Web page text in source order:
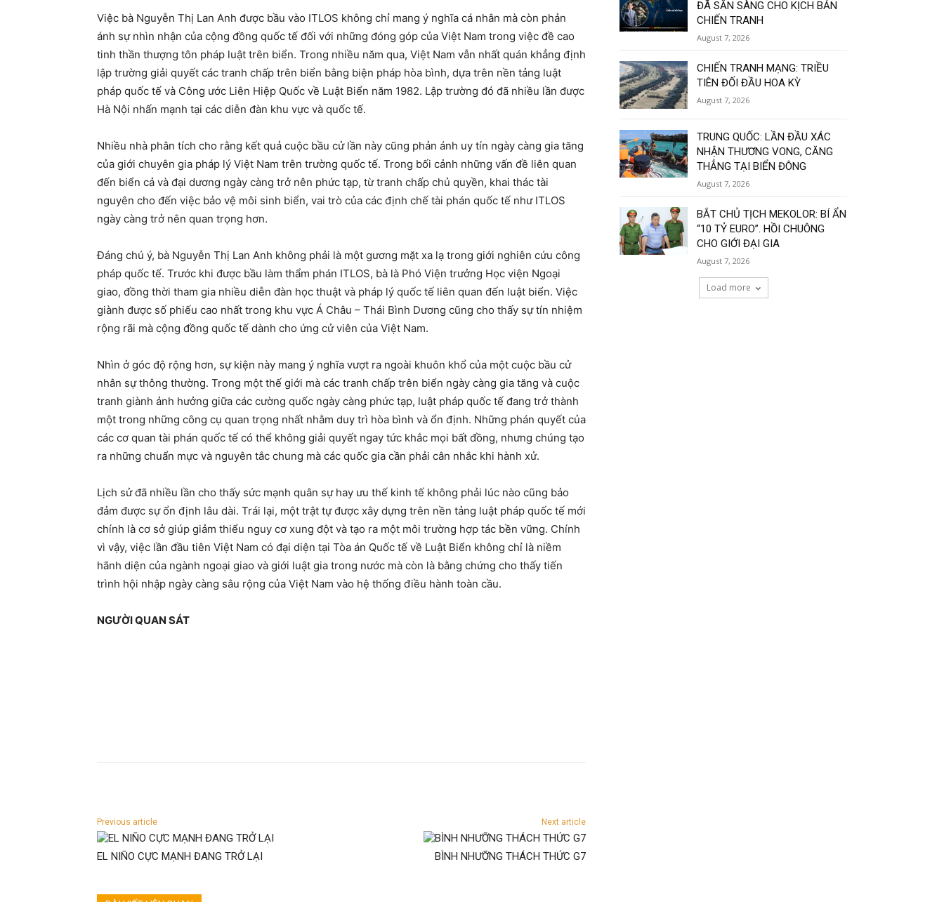
Việc bà Nguyễn Thị Lan Anh được bầu vào ITLOS không chỉ mang ý nghĩa cá nhân mà còn phản
ánh sự nhìn nhận của cộng đồng quốc tế đối với những đóng góp của Việt Nam trong việc đề cao
tinh thần thượng tôn pháp luật trên biển. Trong nhiều năm qua, Việt Nam vẫn nhất quán khẳng định
lập trường giải quyết các tranh chấp trên biển bằng biện pháp hòa bình, dựa trên nền tảng luật
pháp quốc tế và Công ước Liên Hiệp Quốc về Luật Biển năm 1982. Lập trường đó đã nhiều lần được
Hà Nội nhấn mạnh tại các diễn đàn khu vực và quốc tế.
Nhiều nhà phân tích cho rằng kết quả cuộc bầu cử lần này cũng phản ánh uy tín ngày càng gia tăng
của giới chuyên gia pháp lý Việt Nam trên trường quốc tế. Trong bối cảnh những vấn đề liên quan
đến biển cả và đại dương ngày càng trở nên phức tạp, từ tranh chấp chủ quyền, khai thác tài
nguyên cho đến việc bảo vệ môi sinh biển, vai trò của các định chế tài phán quốc tế như ITLOS
ngày càng trở nên quan trọng hơn.
Đáng chú ý, bà Nguyễn Thị Lan Anh không phải là một gương mặt xa lạ trong giới nghiên cứu công
pháp quốc tế. Trước khi được bầu làm thẩm phán ITLOS, bà là Phó Viện trưởng Học viện Ngoại
giao, đồng thời tham gia nhiều diễn đàn học thuật và pháp lý quốc tế liên quan đến luật biển. Việc
giành được số phiếu cao nhất trong khu vực Á Châu – Thái Bình Dương cũng cho thấy sự tín nhiệm
rộng rãi mà cộng đồng quốc tế dành cho ứng cử viên của Việt Nam.
Nhìn ở góc độ rộng hơn, sự kiện này mang ý nghĩa vượt ra ngoài khuôn khổ của một cuộc bầu cử
nhân sự thông thường. Trong một thế giới mà các tranh chấp trên biển ngày càng gia tăng và cuộc
tranh giành ảnh hưởng giữa các cường quốc ngày càng phức tạp, luật pháp quốc tế đang trở thành
một trong những công cụ quan trọng nhất nhằm duy trì hòa bình và ổn định. Những phán quyết của
các cơ quan tài phán quốc tế có thể không giải quyết ngay tức khắc mọi bất đồng, nhưng chúng tạo
ra những chuẩn mực và nguyên tắc chung mà các quốc gia cần phải cân nhắc khi hành xử.
Lịch sử đã nhiều lần cho thấy sức mạnh quân sự hay ưu thế kinh tế không phải lúc nào cũng bảo
đảm được sự ổn định lâu dài. Trái lại, một trật tự được xây dựng trên nền tảng luật pháp quốc tế mới
chính là cơ sở giúp giảm thiểu nguy cơ xung đột và tạo ra một môi trường hợp tác bền vững. Chính
vì vậy, việc lần đầu tiên Việt Nam có đại diện tại Tòa án Quốc tế về Luật Biển không chỉ là niềm
hãnh diện của ngành ngoại giao và giới luật gia trong nước mà còn là bằng chứng cho thấy tiến
trình hội nhập ngày càng sâu rộng của Việt Nam vào hệ thống điều hành toàn cầu.
NGƯỜI QUAN SÁT
Previous article
EL NIÑO CỰC MẠNH ĐANG TRỞ LẠI
Next article
BÌNH NHƯỠNG THÁCH THỨC G7
ĐÃ SẴN SÀNG CHO KỊCH BẢN
CHIẾN TRANH
August 7, 2026
CHIẾN TRANH MẠNG: TRIỀU
TIÊN ĐỐI ĐẦU HOA KỲ
August 7, 2026
TRUNG QUỐC: LẦN ĐẦU XÁC
NHẬN THƯƠNG VONG, CĂNG
THẲNG TẠI BIỂN ĐÔNG
August 7, 2026
BẮT CHỦ TỊCH MEKOLOR: BÍ ẨN
“10 TỶ EURO”. HỒI CHUÔNG
CHO GIỚI ĐẠI GIA
August 7, 2026
Load more